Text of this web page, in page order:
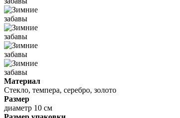
Материал
Стекло, темпера, серебро, золото
Размер
диаметр 10 см